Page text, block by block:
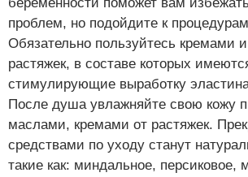
проблем, но подойдите к
Обязательно пользуйтесь кремами
растяжек, в составе которых
стимулирующие выработку
После душа увлажняйте свою кожу
маслами, кремами от растяжек.
средствами по уходу станут
такие как: миндальное, персиковое,